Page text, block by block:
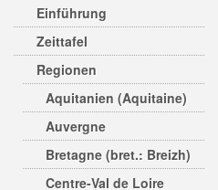
Einführung
Zeittafel
Regionen
Aquitanien (Aquitaine)
Auvergne
Bretagne (bret.: Breizh)
Centre-Val de Loire